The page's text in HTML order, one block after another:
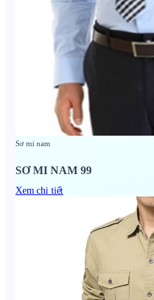
Sơ mi nam
SƠ MI NAM 99
Xem chi tiết